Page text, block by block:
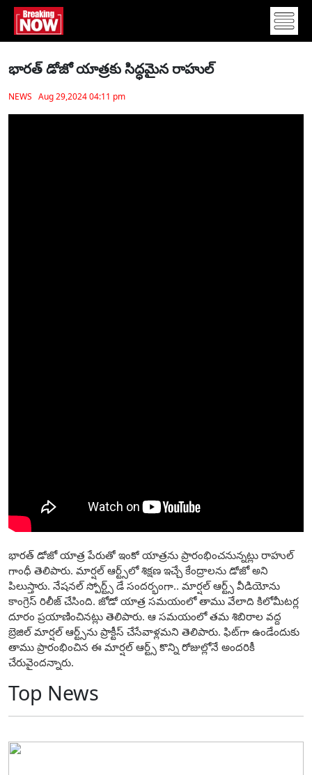
భారత్ డోజో యాత్రకు సిద్ధమైన రాహుల్
NEWS Aug 29,2024 04:11 pm
భారత్ డోజో యాత్ర పేరుతో ఇంకో యాత్రను ప్రారంభించనున్నట్లు రాహుల్
గాంధీ తెలిపారు. మార్షల్ ఆర్ట్స్‌లో శిక్షణ ఇచ్చే కేంద్రాలను డోజో అని
పిలుస్తారు. నేషనల్ స్పోర్ట్స్ డే సందర్భంగా.. మార్షల్ ఆర్ట్స్‌ వీడియోను
కాంగ్రెస్ రిలీజ్ చేసింది. జోడో యాత్ర సమయంలో తాము వేలాది కిలోమీటర్ల
దూరం ప్రయాణించినట్లు తెలిపారు. ఆ సమయంలో తమ శిబిరాల వద్ద
బ్రెజిల్‌ మార్షల్‌ ఆర్ట్స్‌ను ప్రాక్టీస్‌ చేసేవాళ్లమని తెలిపారు. ఫిట్‌గా ఉండేందుకు
తాము ప్రారంభించిన ఈ మార్షల్ ఆర్ట్స్ కొన్ని రోజుల్లోనే అందరికీ
చేరువైందన్నారు.
Top News